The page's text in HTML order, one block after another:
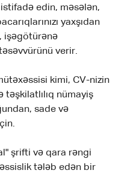
edin, məsələn,
yaxşıdan
işəgötürənə
təsəvvürünü verir.
kimi, CV-nizin
təşkilatlılıq nümayiş
sade və
şrifti və qara rəngi
tələb edən bir